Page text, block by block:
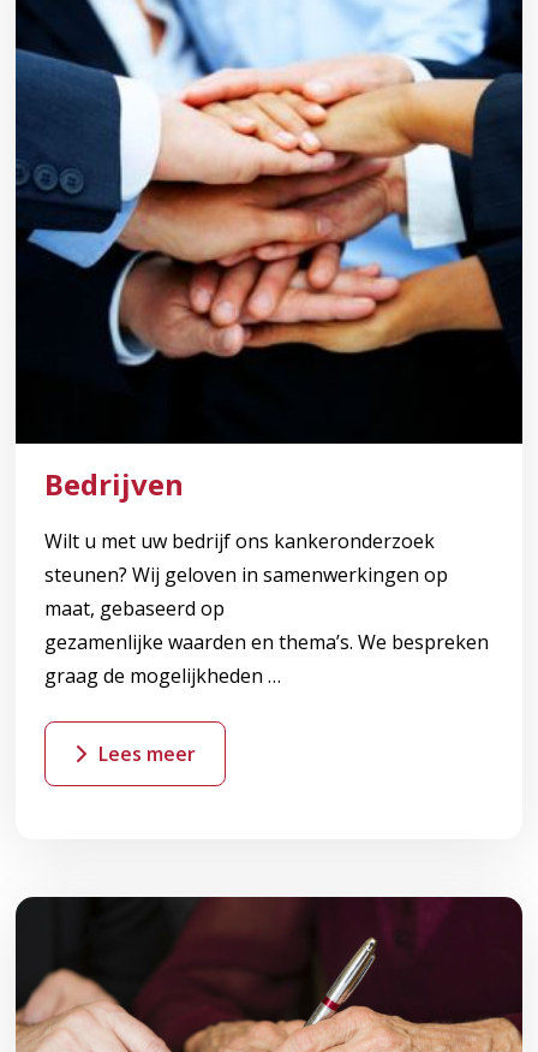
Bedrijven
Wilt u met uw bedrijf ons kankeronderzoek
steunen? Wij geloven in samenwerkingen op
maat, gebaseerd op
gezamenlijke waarden en thema’s. We bespreken
graag de mogelijkheden …
Lees meer